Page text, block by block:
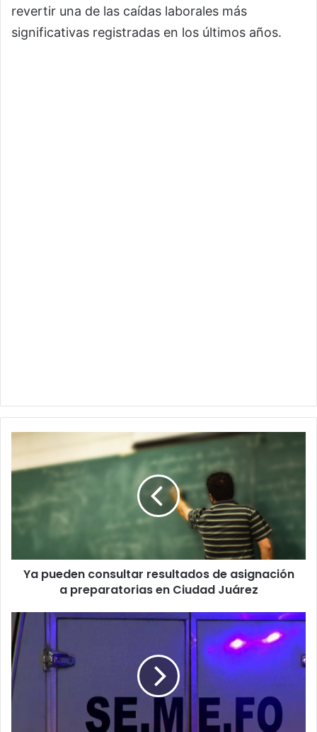
revertir una de las caídas laborales más
significativas registradas en los últimos años.
Ya
consultar
resultados
asignación
en
Ciudad
Ya pueden consultar resultados de asignación
a preparatorias en Ciudad Juárez
Muere
trabajador
tras
explosión
de
soplete